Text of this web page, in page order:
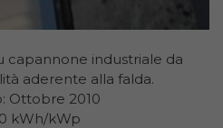
capannone industriale da
aderente alla falda.
Ottobre 2010
kWh/kWp